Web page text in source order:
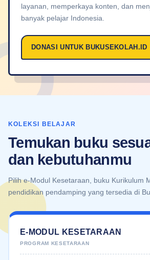
layanan, memperkaya konten, dan
banyak pelajar Indonesia.
DONASI UNTUK
KOLEKSI BELAJAR
Temukan buku
dan kebutuhanmu
Pilih e-Modul Kesetaraan, buku Kurikulum
pendidikan pendamping yang tersedia di
E-MODUL KESETARAAN